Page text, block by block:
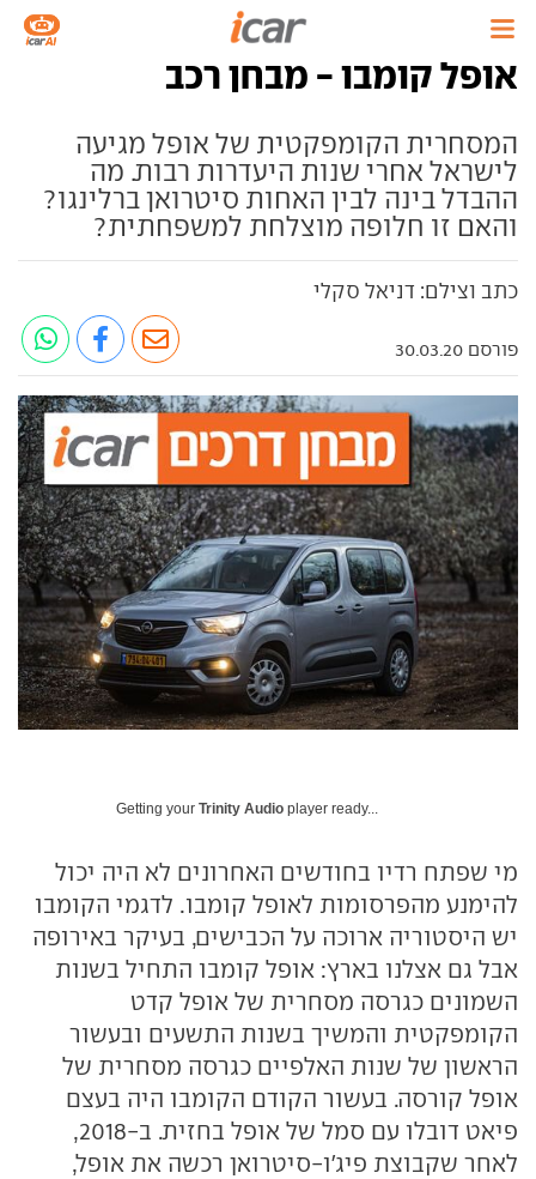
אופל קומבו - מבחן רכב
המסחרית הקומפקטית של אופל מגיעה
לישראל אחרי שנות היעדרות רבות. מה
ההבדל בינה לבין האחות סיטרואן ברלינגו?
והאם זו חלופה מוצלחת למשפחתית?
כתב וצילם: דניאל סקלי
פורסם 30.03.20
Getting your Trinity Audio player ready...
מי שפתח רדיו בחודשים האחרונים לא היה יכול
להימנע מהפרסומות לאופל קומבו. לדגמי הקומבו
יש היסטוריה ארוכה על הכבישים, בעיקר באירופה
אבל גם אצלנו בארץ: אופל קומבו התחיל בשנות
השמונים כגרסה מסחרית של אופל קדט
הקומפקטית והמשיך בשנות התשעים ובעשור
הראשון של שנות האלפיים כגרסה מסחרית של
אופל קורסה. בעשור הקודם הקומבו היה בעצם
פיאט דובלו עם סמל של אופל בחזית. ב-2018,
לאחר שקבוצת פיג'ו-סיטרואן רכשה את אופל,